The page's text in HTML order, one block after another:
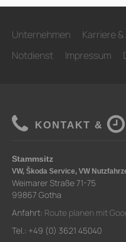
Unternehmen Karriere
Notdienst
Impressum
KONTAKT &
Stammsitz
VW, Škoda Service, VW
Weimarer Straße 71-75
99867 Gotha
Anfahrt: Route planen mit
Tel.: +49 (0) 3621 45040